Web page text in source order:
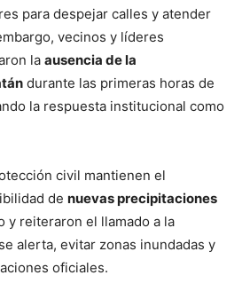
para despejar calles y atender
vecinos y líderes
la ausencia de la
durante las primeras horas de
la respuesta institucional como
civil mantienen el
de nuevas precipitaciones
y reiteraron el llamado a la
alerta, evitar zonas inundadas y
oficiales.